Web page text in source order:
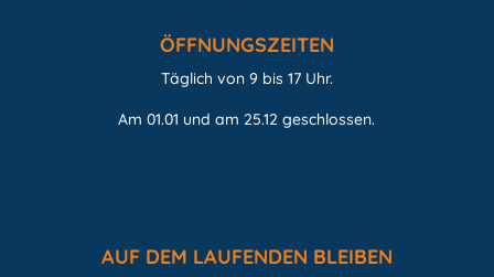
ÖFFNUNGSZEITEN
Täglich von 9 bis 17 Uhr.
Am 01.01 und am 25.12 geschlossen.
AUF DEM LAUFENDEN BLEIBEN